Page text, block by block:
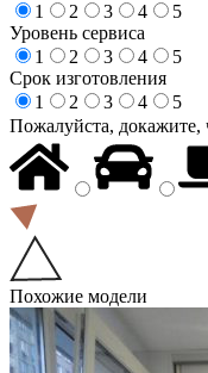
1
2 3 4
5
Уровень сервиса
1
2 3 4
5
Срок изготовления
1
2 3 4
5
Пожалуйста, докажите,
Похожие модели